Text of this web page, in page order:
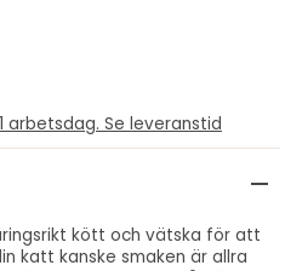
arbetsdag. Se leveranstid
kött och vätska för att
katt kanske smaken är allra